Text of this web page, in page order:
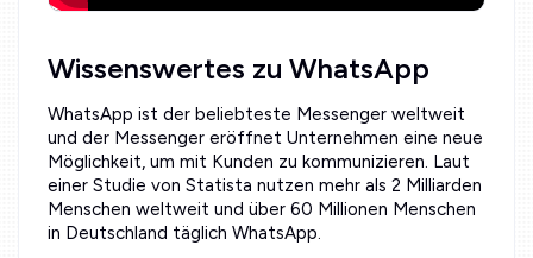
Wissenswertes zu WhatsApp
WhatsApp ist der beliebteste Messenger weltweit
und der Messenger eröffnet Unternehmen eine neue
Möglichkeit, um mit Kunden zu kommunizieren. Laut
einer Studie von Statista nutzen mehr als 2 Milliarden
Menschen weltweit und über 60 Millionen Menschen
in Deutschland täglich WhatsApp.